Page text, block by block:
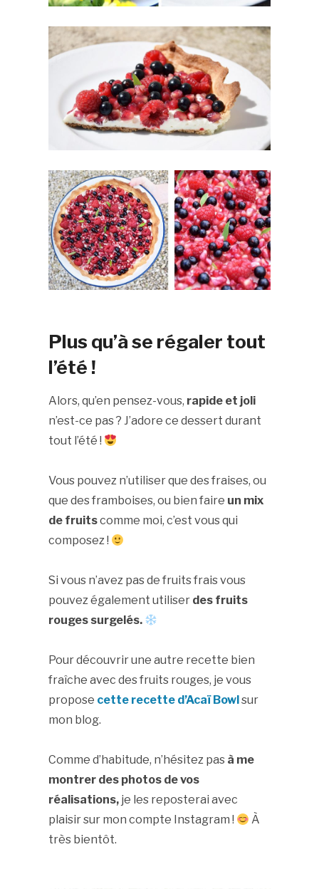
Plus qu’à se régaler tout
l’été !
Alors, qu’en pensez-vous, rapide et joli
n’est-ce pas ? J’adore ce dessert durant
tout l’été !
Vous pouvez n’utiliser que des fraises, ou
que des framboises, ou bien faire un mix
de fruitscomme moi, c’est vous qui
composez !
Si vous n’avez pas de fruits frais vous
pouvez également utiliser des fruits
rouges surgelés.
Pour découvrir une autre recette bien
fraîche avec des fruits rouges, je vous
propose cette recette d’Acaï Bowl sur
mon blog.
Comme d’habitude, n’hésitez pasà me
montrer des photos de vos
réalisations,je les reposterai avec
plaisir sur mon compte Instagram !
À
très bientôt.